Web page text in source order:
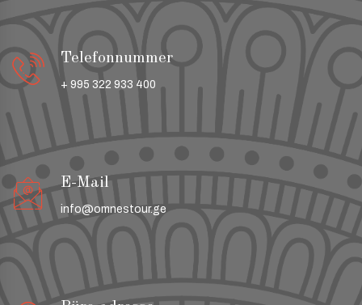
Telefonnummer
+ 995 322 933 400
E-Mail
info@omnestour.ge